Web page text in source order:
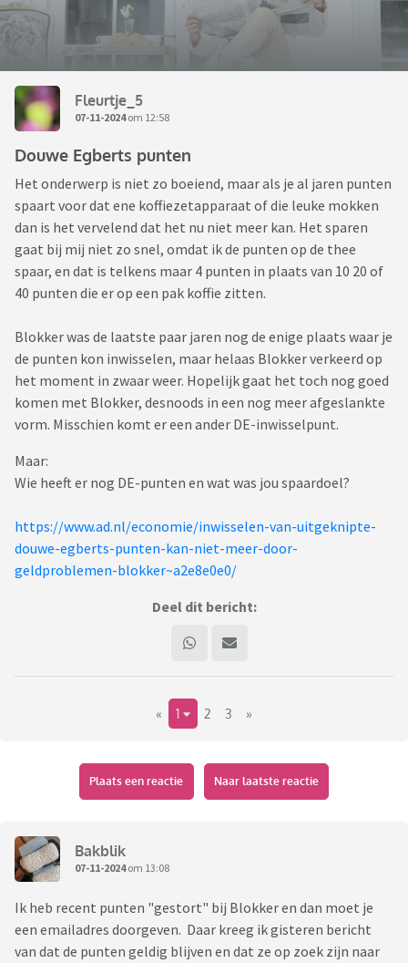
Fleurtje_5
07-11-2024om 12:58
Douwe Egberts punten
Het onderwerp is niet zo boeiend, maar als je al jaren punten
spaart voor dat ene koffiezetapparaat of die leuke mokken
dan is het vervelend dat het nu niet meer kan. Het sparen
gaat bij mij niet zo snel, omdat ik de punten op de thee
spaar, en dat is telkens maar 4 punten in plaats van 10 20 of
40 punten die er op een pak koffie zitten.
Blokker was de laatste paar jaren nog de enige plaats waar je
de punten kon inwisselen, maar helaas Blokker verkeerd op
het moment in zwaar weer. Hopelijk gaat het toch nog goed
komen met Blokker, desnoods in een nog meer afgeslankte
vorm. Misschien komt er een ander DE-inwisselpunt.
Maar:
Wie heeft er nog DE-punten en wat was jou spaardoel?
https://www.ad.nl/economie/inwisselen-van-uitgeknipte-
douwe-egberts-punten-kan-niet-meer-door-
geldproblemen-blokker~a2e8e0e0/
Deel dit bericht:
« 1 2 3 »
Plaats een reactie Naar laatste reactie
Bakblik
07-11-2024om 13:08
Ik heb recent punten "gestort" bij Blokker en dan moet je
een emailadres doorgeven. Daar kreeg ik gisteren bericht
van dat de punten geldig blijven en dat ze op zoek zijn naar